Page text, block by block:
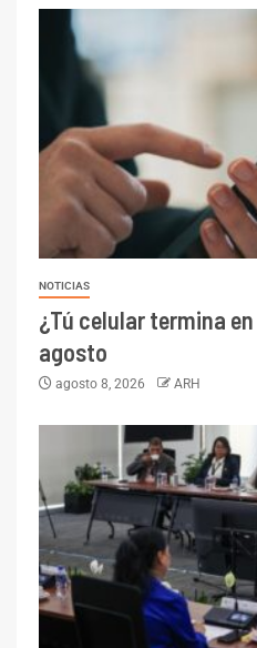
NOTICIAS
¿Tú celular termina
agosto
agosto 8, 2026 ARH